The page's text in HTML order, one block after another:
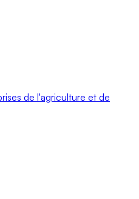
de l'agriculture et de